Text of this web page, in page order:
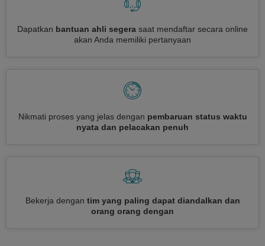
Dapatkan bantuan ahli segera saat mendaftar secara online
akan Anda memiliki pertanyaan
Nikmati proses yang jelas dengan pembaruan status waktu
nyata dan pelacakan penuh
Bekerja dengan tim yang paling dapat diandalkan dan
orang orang dengan